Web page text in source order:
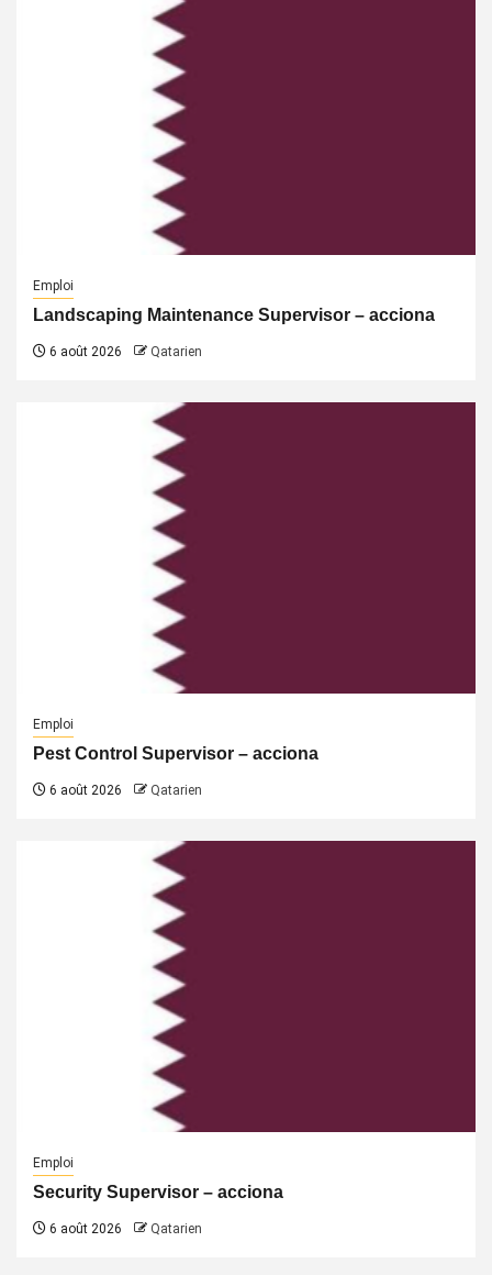
Emploi
Landscaping Maintenance Supervisor – acciona
6 août 2026 Qatarien
Emploi
Pest Control Supervisor – acciona
6 août 2026 Qatarien
Emploi
Security Supervisor – acciona
6 août 2026 Qatarien